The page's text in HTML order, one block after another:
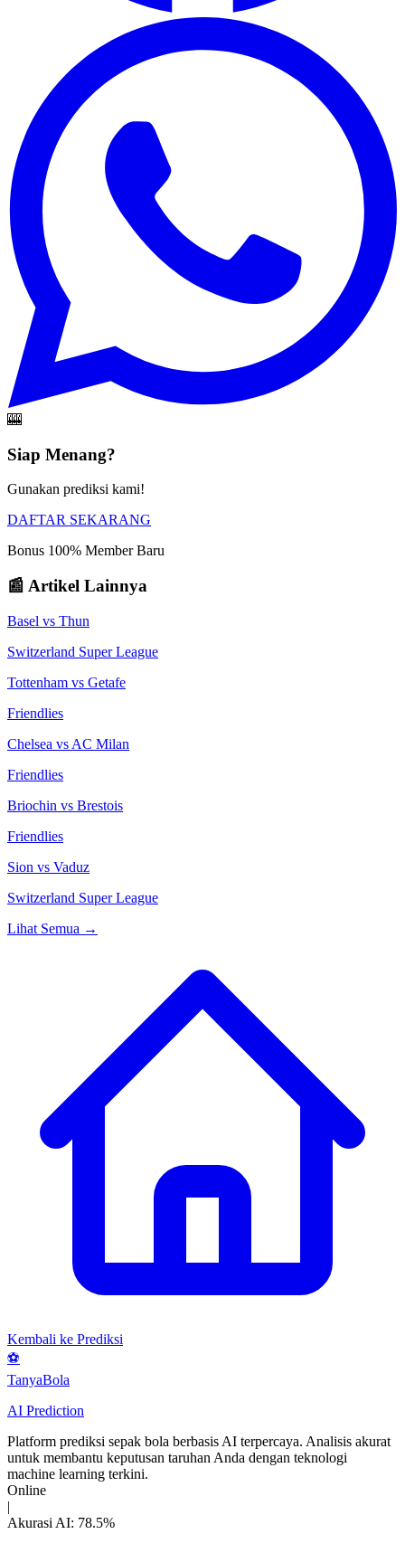
🎰
Siap Menang?
Gunakan prediksi kami!
DAFTAR SEKARANG
Bonus 100% Member Baru
📰 Artikel Lainnya
Basel vs Thun
Switzerland Super League
Tottenham vs Getafe
Friendlies
Chelsea vs AC Milan
Friendlies
Briochin vs Brestois
Friendlies
Sion vs Vaduz
Switzerland Super League
Lihat Semua →
Kembali ke Prediksi
⚽
TanyaBola
AI Prediction
Platform prediksi sepak bola berbasis AI terpercaya. Analisis akurat
untuk membantu keputusan taruhan Anda dengan teknologi
machine learning terkini.
Online
|
Akurasi AI: 78.5%